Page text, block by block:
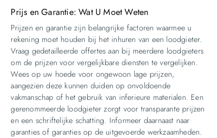
Prijs en Garantie: Wat U Moet Weten
Prijzen en garantie zijn belangrijke factoren waarmee u
rekening moet houden bij het inhuren van een loodgieter.
Vraag gedetailleerde offertes aan bij meerdere loodgieters
om de prijzen voor vergelijkbare diensten te vergelijken.
Wees op uw hoede voor ongewoon lage prijzen,
aangezien deze kunnen duiden op onvoldoende
vakmanschap of het gebruik van inferieure materialen. Een
gerenommeerde loodgieter zorgt voor transparante prijzen
en een schriftelijke schatting. Informeer daarnaast naar
garanties of garanties op de uitgevoerde werkzaamheden.